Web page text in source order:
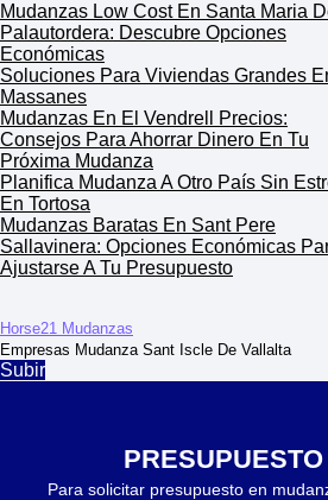
Mudanzas Low Cost En Santa Maria
Palautordera: Descubre Opciones
Económicas
Soluciones Para Viviendas Grandes
Massanes
Mudanzas En El Vendrell Precios:
Consejos Para Ahorrar Dinero En Tu
Próxima Mudanza
Planifica Mudanza A Otro País Sin
En Tortosa
Mudanzas Baratas En Sant Pere
Sallavinera: Opciones Económicas
Ajustarse A Tu Presupuesto
Horse21 Mudanzas
Empresas Mudanza Sant Iscle De Vallalta
Subir
PRESUPUESTO
Para solicitar presupuesto en